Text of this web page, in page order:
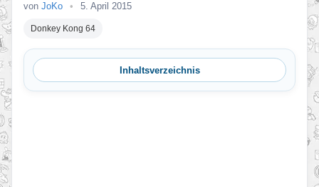
von JoKo • 5. April 2015
Donkey Kong 64
Inhaltsverzeichnis